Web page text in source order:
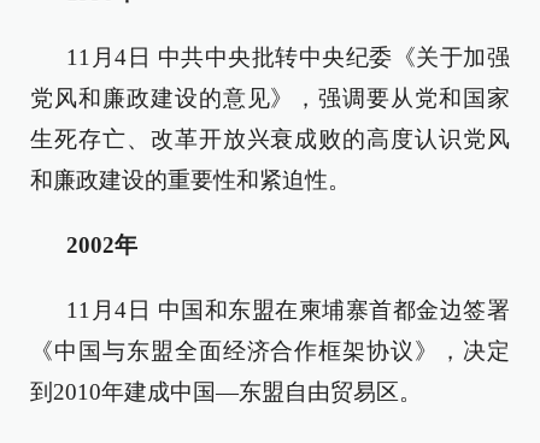
11月4日 中共中央批转中央纪委《关于加强
党风和廉政建设的意见》，强调要从党和国家
生死存亡、改革开放兴衰成败的高度认识党风
和廉政建设的重要性和紧迫性。
2002年
11月4日 中国和东盟在柬埔寨首都金边签署
《中国与东盟全面经济合作框架协议》，决定
到2010年建成中国—东盟自由贸易区。